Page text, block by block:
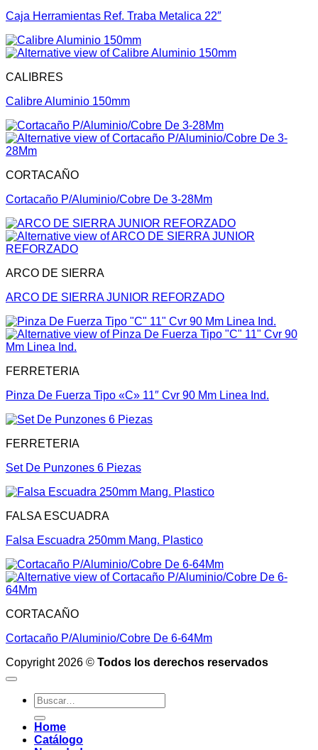
Caja Herramientas Ref. Traba Metalica 22″
CALIBRES
Calibre Aluminio 150mm
CORTACAÑO
Cortacaño P/Aluminio/Cobre De 3-28Mm
ARCO DE SIERRA
ARCO DE SIERRA JUNIOR REFORZADO
FERRETERIA
Pinza De Fuerza Tipo «C» 11″ Cvr 90 Mm Linea Ind.
FERRETERIA
Set De Punzones 6 Piezas
FALSA ESCUADRA
Falsa Escuadra 250mm Mang. Plastico
CORTACAÑO
Cortacaño P/Aluminio/Cobre De 6-64Mm
Copyright 2026 © Todos los derechos reservados
Buscar
por:
Home
Catálogo